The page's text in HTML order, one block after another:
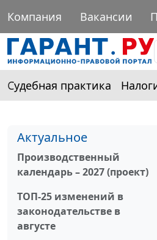
Компания Вакансии
Судебная практика
Актуальное
Производственный
календарь – 2027 (проект)
ТОП-25 изменений в
законодательстве в
августе